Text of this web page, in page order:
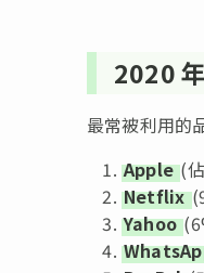
2020
最常被利用的
Apple(
Netflix
Yahoo